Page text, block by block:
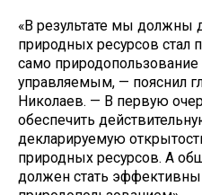
«В результате мы должны
природных ресурсов стал
само
управляемым, — пояснил
Николаев. — В первую
обеспечить
декларируемую
природных ресурсов. А
должен стать